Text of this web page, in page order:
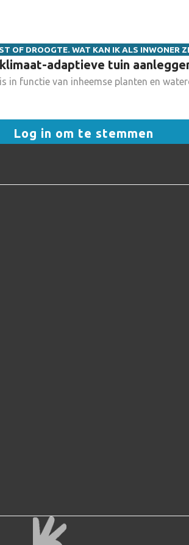
OF DROOGTE. WAT KAN IK ALS INWONER
adaptieve tuin
in functie van inheemse planten en
Log in om te stemmen